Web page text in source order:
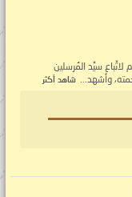
سيِّد المُرسلين
وأشهد... شاهد أكثر